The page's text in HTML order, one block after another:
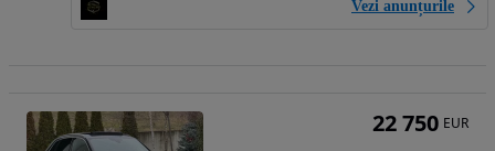
Vezi anunțurile
22 750 EUR